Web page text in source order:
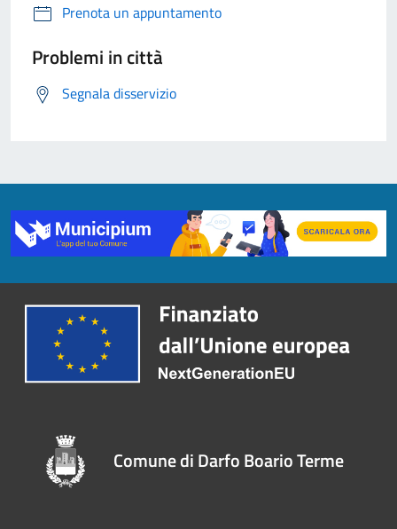
Prenota un appuntamento
Problemi in città
Segnala disservizio
Comune di Darfo Boario Terme